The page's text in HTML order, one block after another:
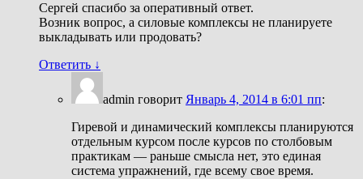
Сергей спасибо за оперативный ответ.
Возник вопрос, а силовые комплексы не планируете
выкладывать или продовать?
Ответить ↓
admin говорит Январь 4, 2014 в 6:01 пп:
Гиревой и динамический комплексы планируются
отдельным курсом после курсов по столбовым
практикам — раньше смысла нет, это единая
система упражнений, где всему свое время.